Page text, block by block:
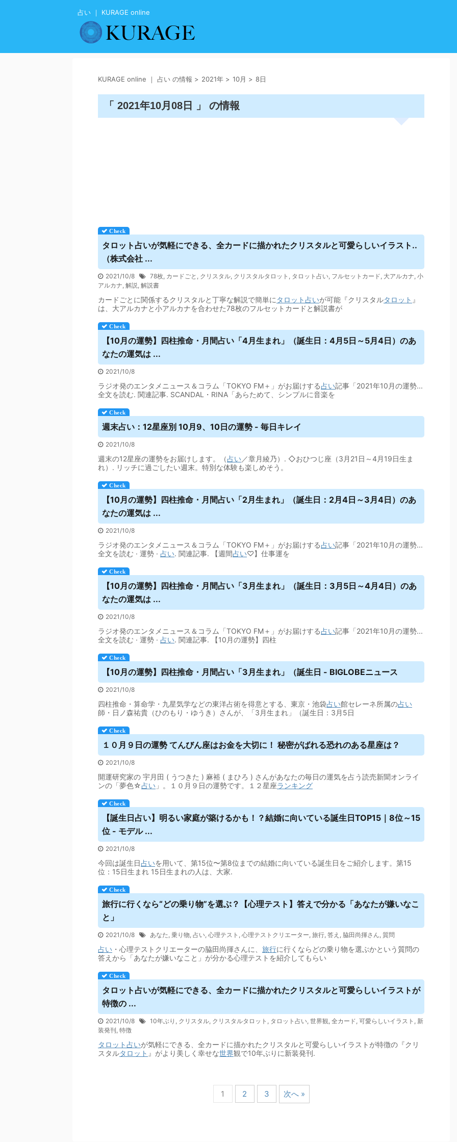
占い ｜ KURAGE online
KURAGE online ｜ 占い の情報 > 2021年 > 10月 > 8日
「 2021年10月08日 」 の情報
タロット 占いが気軽にできる、全カードに描かれたクリスタルと可愛らしいイラスト..
（株式会社 ...
2021/10/8 78枚, カードごと , クリスタル, クリスタルタロット , タロット占い, フルセットカード, 大アルカナ, 小
アルカナ, 解説, 解説書
カードごとに関係するクリスタルと丁寧な解説で簡単に タロット占いが可能『クリスタルタロット 』
は、大アルカナと小アルカナを合わせた78枚のフルセットカードと解説書が
【10月の運勢】四柱推命・月間占い 「4月生まれ」（誕生日：4月5日～5月4日）のあ
なたの運気は ...
2021/10/8
ラジオ発のエンタメニュース＆コラム「TOKYO FM＋」がお届けする占い記事「2021年10月の運勢...
全文を読む. 関連記事. SCANDAL・RINA「あらためて、シンプルに音楽を
週末占い ：12星座別 10月9、10日の運勢 - 毎日キレイ
2021/10/8
週末の12星座の運勢をお届けします。（占い／章月綾乃）. ◇おひつじ座（3月21日～4月19日生ま
れ）. リッチに過ごしたい週末。特別な体験も楽しめそう。
【10月の運勢】四柱推命・月間占い 「2月生まれ」（誕生日：2月4日～3月4日）のあ
なたの運気は ...
2021/10/8
ラジオ発のエンタメニュース＆コラム「TOKYO FM＋」がお届けする占い記事「2021年10月の運勢...
全文を読む · 運勢 · 占い. 関連記事. 【週間占い♡】仕事運を
【10月の運勢】四柱推命・月間占い 「3月生まれ」（誕生日：3月5日～4月4日）のあ
なたの運気は ...
2021/10/8
ラジオ発のエンタメニュース＆コラム「TOKYO FM＋」がお届けする占い記事「2021年10月の運勢...
全文を読む · 運勢 · 占い. 関連記事. 【10月の運勢】四柱
【10月の運勢】四柱推命・月間占い 「3月生まれ」（誕生日 - BIGLOBEニュース
2021/10/8
四柱推命・算命学・九星気学などの東洋占術を得意とする、東京・池袋占い館セレーネ所属の占い
師・日ノ森祐貴（ひのもり・ゆうき）さんが、「3月生まれ」（誕生日：3月5日
１０月９日の運勢 てんびん座はお金を大切に！ 秘密がばれる恐れのある星座は？
2021/10/8
開運研究家の 宇月田 ( うつきた ) 麻裕 ( まひろ ) さんがあなたの毎日の運気を占う読売新聞オンライ
ンの「夢色☆占い 」。１０月９日の運勢です。１２星座ランキング
【誕生日占い】明るい家庭が築けるかも！？結婚に向いている誕生日TOP15｜8位～15
位 - モデル ...
2021/10/8
今回は誕生日占いを用いて、第15位〜第8位までの結婚に向いている誕生日をご紹介します。第15
位：15日生まれ 15日生まれの人は、大家.
旅行に行くなら“どの乗り物”を選ぶ？【心理テスト】答えで分かる「あなたが嫌いなこ
と」
2021/10/8 あなた, 乗り物, 占い, 心理テスト , 心理テストクリエーター, 旅行, 答え , 脇田尚揮さん, 質問
占い ・心理テストクリエーターの脇田尚揮さんに、 旅行に行くならどの乗り物を選ぶかという質問の
答えから「あなたが嫌いなこと」が分かる心理テストを紹介してもらい
タロット 占いが気軽にできる、全カードに描かれたクリスタルと可愛らしいイラストが
特徴の ...
2021/10/8 10年ぶり , クリスタル, クリスタルタロット , タロット占い, 世界観, 全カード, 可愛らしいイラスト , 新
装発刊, 特徴
タロット占いが気軽にできる、全カードに描かれたクリスタルと可愛らしいイラストが特徴の『クリ
スタルタロット 』がより美しく幸せな世界観で10年ぶりに新装発刊.
1 2 3 次へ »